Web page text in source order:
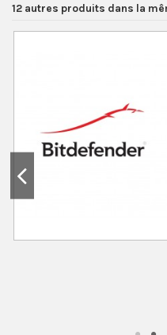
12 autres produits dans la